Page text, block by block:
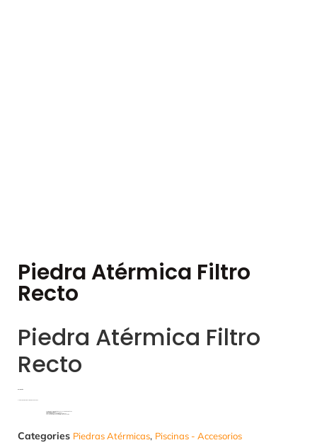
Piedra Atérmica Filtro
Recto
Piedra Atérmica Filtro
Recto
Categories Piedras Atérmicas, Piscinas - Accesorios